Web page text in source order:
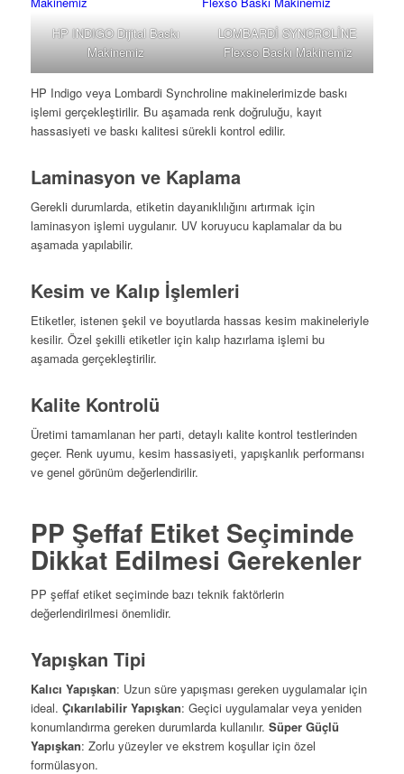
HP INDIGO Dijital Baskı
Makinemiz
LOMBARDİ SYNCROLİNE
Flexso Baskı Makinemiz
HP Indigo veya Lombardi Synchroline makinelerimizde baskı
işlemi gerçekleştirilir. Bu aşamada renk doğruluğu, kayıt
hassasiyeti ve baskı kalitesi sürekli kontrol edilir.
Laminasyon ve Kaplama
Gerekli durumlarda, etiketin dayanıklılığını artırmak için
laminasyon işlemi uygulanır. UV koruyucu kaplamalar da bu
aşamada yapılabilir.
Kesim ve Kalıp İşlemleri
Etiketler, istenen şekil ve boyutlarda hassas kesim makineleriyle
kesilir. Özel şekilli etiketler için kalıp hazırlama işlemi bu
aşamada gerçekleştirilir.
Kalite Kontrolü
Üretimi tamamlanan her parti, detaylı kalite kontrol testlerinden
geçer. Renk uyumu, kesim hassasiyeti, yapışkanlık performansı
ve genel görünüm değerlendirilir.
PP Şeffaf Etiket Seçiminde
Dikkat Edilmesi Gerekenler
PP şeffaf etiket seçiminde bazı teknik faktörlerin
değerlendirilmesi önemlidir.
Yapışkan Tipi
Kalıcı Yapışkan: Uzun süre yapışması gereken uygulamalar için
ideal. Çıkarılabilir Yapışkan: Geçici uygulamalar veya yeniden
konumlandırma gereken durumlarda kullanılır. Süper Güçlü
Yapışkan: Zorlu yüzeyler ve ekstrem koşullar için özel
formülasyon.